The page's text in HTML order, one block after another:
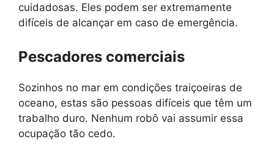
cuidadosas. Eles podem ser extremamente
difíceis de alcançar em caso de emergência.
Pescadores comerciais
Sozinhos no mar em condições traiçoeiras de
oceano, estas são pessoas difíceis que têm um
trabalho duro. Nenhum robô vai assumir essa
ocupação tão cedo.